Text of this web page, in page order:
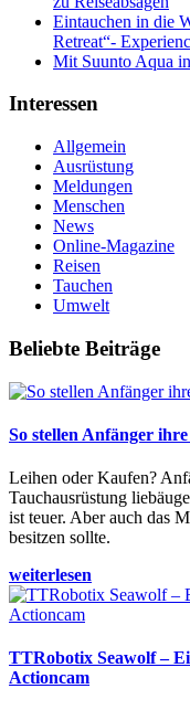
Eintauchen in die
Retreat“-
Mit Suunto Aqua
Interessen
Allgemein
Ausrüstung
Meldungen
Menschen
News
Online-Magazine
Reisen
Tauchen
Umwelt
Beliebte Beiträge
So stellen Anfänger
Leihen oder Kaufen?
Tauchausrüstung
ist teuer. Aber auch das
besitzen sollte.
weiterlesen
TTRobotix Seawolf –
Actioncam